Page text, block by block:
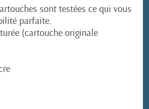
sont testées ce qui vous
parfaite.
(cartouche originale